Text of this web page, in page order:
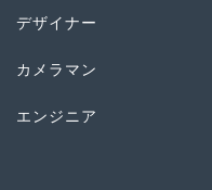
デザイナー
カメラマン
エンジニア